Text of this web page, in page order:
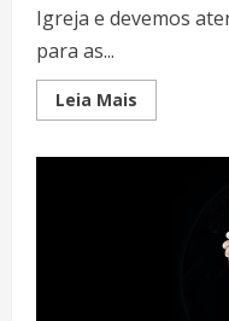
Igreja e devemos
para as...
Leia Mais
more